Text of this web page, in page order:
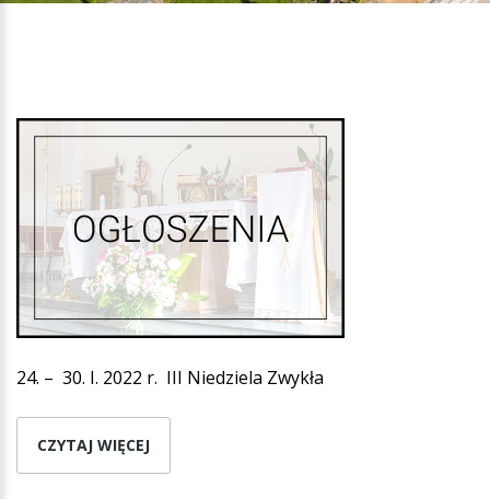
24. – 30. I. 2022 r. III Niedziela Zwykła
CZYTAJ WIĘCEJ